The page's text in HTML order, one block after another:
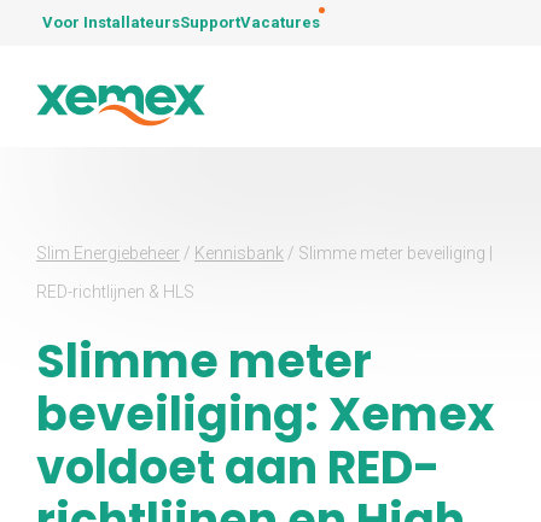
Voor InstallateursSupportVacatures
Slim Energiebeheer / Kennisbank / Slimme meter beveiliging |
RED-richtlijnen & HLS
Slimme meter
beveiliging: Xemex
voldoet aan RED-